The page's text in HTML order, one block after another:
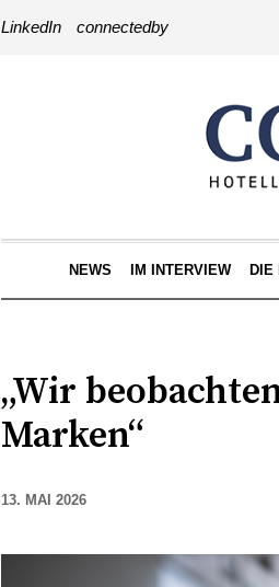
LinkedIn connectedby
NEWS IM INTERVIEW DIE
„Wir
Marken“
13. MAI 2026